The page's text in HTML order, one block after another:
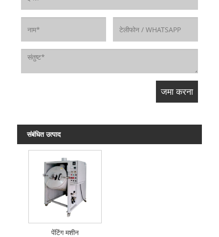
संबंधित उत्पाद
पेंटिंग मशीन